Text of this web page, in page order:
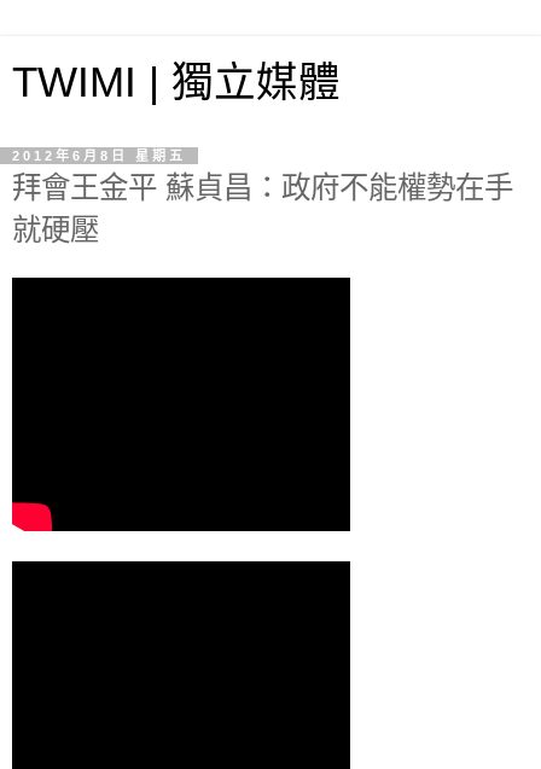
TWIMI | 獨立媒體
2012年6月8日 星期五
拜會王金平 蘇貞昌：政府不能權勢在手
就硬壓